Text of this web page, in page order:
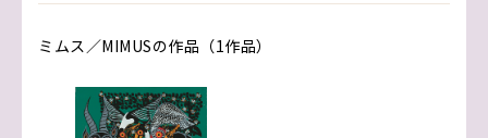
ミムス／MIMUSの作品（1作品）